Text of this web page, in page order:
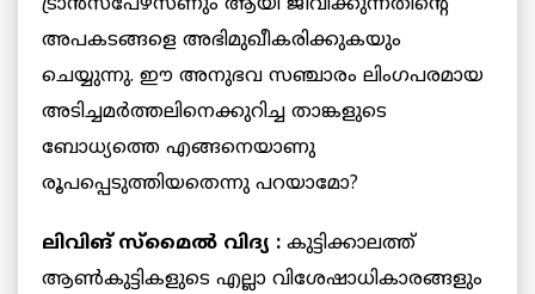
ട്രാന്‍സ്‌പേഴ്‌സണും ആയി ജീവിക്കുന്നതിന്റെ
അപകടങ്ങളെ അഭിമുഖീകരിക്കുകയും
ചെയ്യുന്നു. ഈ അനുഭവ സഞ്ചാരം ലിംഗപരമായ
അടിച്ചമര്‍ത്തലിനെക്കുറിച്ച താങ്കളുടെ
ബോധ്യത്തെ എങ്ങനെയാണു
രൂപപ്പെടുത്തിയതെന്നു പറയാമോ?
ലിവിങ് സ്‌മൈല്‍ വിദ്യ : കുട്ടിക്കാലത്ത്
ആണ്‍കുട്ടികളുടെ എല്ലാ വിശേഷാധികാരങ്ങളും